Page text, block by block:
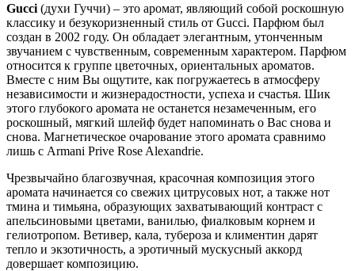
Gucci (духи Гуччи) – это аромат, являющий собой роскошную
классику и безукоризненный стиль от Gucci. Парфюм был
создан в 2002 году. Он обладает элегантным, утонченным
звучанием с чувственным, современным характером. Парфюм
относится к группе цветочных, ориентальных ароматов.
Вместе с ним Вы ощутите, как погружаетесь в атмосферу
независимости и жизнерадостности, успеха и счастья. Шик
этого глубокого аромата не останется незамеченным, его
роскошный, мягкий шлейф будет напоминать о Вас снова и
снова. Магнетическое очарование этого аромата сравнимо
лишь с Armani Prive Rose Alexandrie.
Чрезвычайно благозвучная, красочная композиция этого
аромата начинается со свежих цитрусовых нот, а также нот
тмина и тимьяна, образующих захватывающий контраст с
апельсиновыми цветами, ванилью, фиалковым корнем и
гелиотропом. Ветивер, кала, тубероза и климентин дарят
тепло и экзотичность, а эротичный мускусный аккорд
довершает композицию.